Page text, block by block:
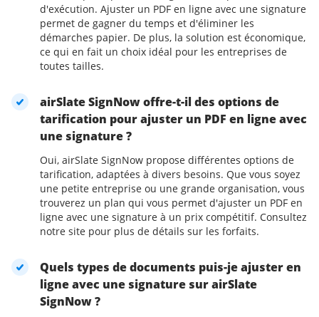
d'exécution. Ajuster un PDF en ligne avec une signature
permet de gagner du temps et d'éliminer les
démarches papier. De plus, la solution est économique,
ce qui en fait un choix idéal pour les entreprises de
toutes tailles.
airSlate SignNow offre-t-il des options de
tarification pour ajuster un PDF en ligne avec
une signature ?
Oui, airSlate SignNow propose différentes options de
tarification, adaptées à divers besoins. Que vous soyez
une petite entreprise ou une grande organisation, vous
trouverez un plan qui vous permet d'ajuster un PDF en
ligne avec une signature à un prix compétitif. Consultez
notre site pour plus de détails sur les forfaits.
Quels types de documents puis-je ajuster en
ligne avec une signature sur airSlate
SignNow ?